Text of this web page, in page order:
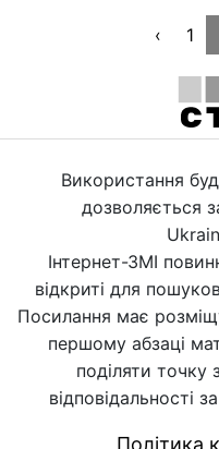
‹ 1
Використання
дозволяється
Інтернет-ЗМІ
відкриті для
Посилання має
першому абзаці
поділяти точку
відповідальності
Політика